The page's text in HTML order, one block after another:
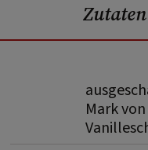
Zutaten
Mark